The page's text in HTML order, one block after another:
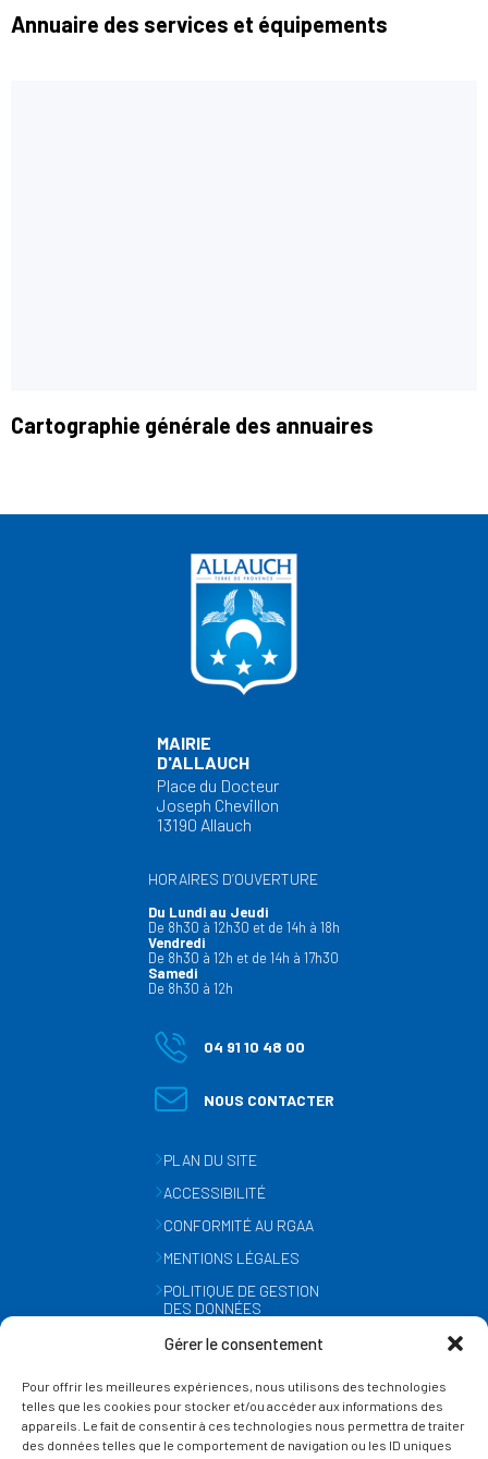
Gérer le consentement
Pour offrir les meilleures expériences, nous utilisons des technologies
telles que les cookies pour stocker et/ou accéder aux informations des
appareils. Le fait de consentir à ces technologies nous permettra de traiter
des données telles que le comportement de navigation ou les ID uniques
Annuaire des services et équipements
Cartographie générale des annuaires
MAIRIE
D'ALLAUCH
Place du Docteur
Joseph Chevillon
13190 Allauch
HORAIRES D’OUVERTURE
Du Lundi au Jeudi
De 8h30 à 12h30 et de 14h à 18h
Vendredi
De 8h30 à 12h et de 14h à 17h30
Samedi
De 8h30 à 12h
04 91 10 48 00
NOUS CONTACTER
PLAN DU SITE
ACCESSIBILITÉ
CONFORMITÉ AU RGAA
MENTIONS LÉGALES
POLITIQUE DE GESTION
DES DONNÉES
GESTION DES COOKIES